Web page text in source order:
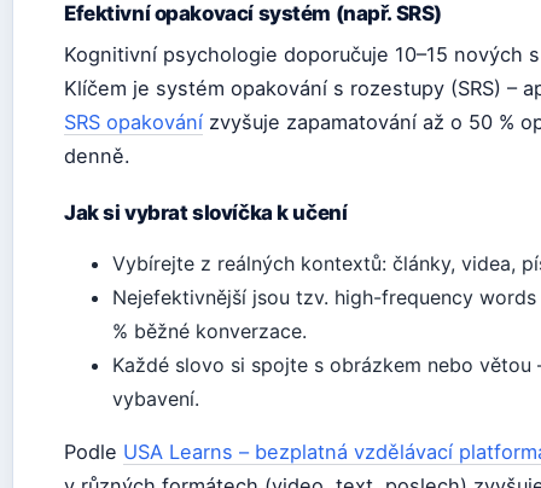
Efektivní opakovací systém (např. SRS)
Kognitivní psychologie doporučuje 10–15 nových
Klíčem je systém opakování s rozestupy (SRS) –
SRS opakování zvyšuje zapamatování až o 50 %
denně.
Jak si vybrat slovíčka k učení
Vybírejte z reálných kontextů: články, videa,
Nejefektivnější jsou tzv. high-frequency
% běžné konverzace.
Každé slovo si spojte s obrázkem nebo
vybavení.
Podle USA Learns – bezplatná vzdělávací